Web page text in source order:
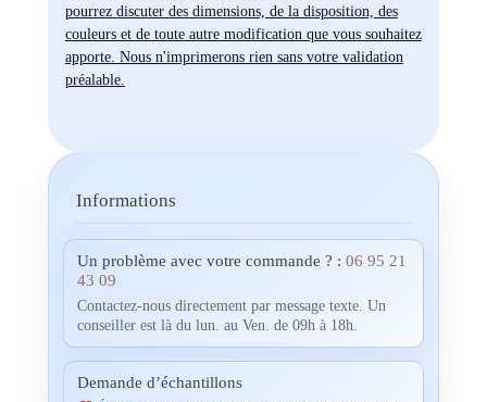
pourrez discuter des dimensions, de la disposition, des
couleurs et de toute autre modification que vous souhaitez
apporte. Nous n'imprimerons rien sans votre validation
préalable.
Informations
Un problème avec votre commande ? : 06 95 21
43 09
Contactez-nous directement par message texte. Un
conseiller est là du lun. au Ven. de 09h à 18h.
Demande d’échantillons